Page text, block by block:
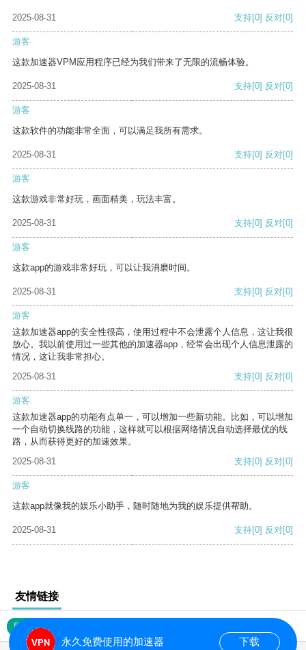
2025-08-31 支持[0] 反对[0]
游客
这款加速器VPM应用程序已经为我们带来了无限的流畅体验。
2025-08-31 支持[0] 反对[0]
游客
这款软件的功能非常全面，可以满足我所有需求。
2025-08-31 支持[0] 反对[0]
游客
这款游戏非常好玩，画面精美，玩法丰富。
2025-08-31 支持[0] 反对[0]
游客
这款app的游戏非常好玩，可以让我消磨时间。
2025-08-31 支持[0] 反对[0]
游客
这款加速器app的安全性很高，使用过程中不会泄露个人信息，这让我很
放心。我以前使用过一些其他的加速器app，经常会出现个人信息泄露的
情况，这让我非常担心。
2025-08-31
支持[0] 反对[0]
游客
这款加速器app的功能有点单一，可以增加一些新功能。比如，可以增加
一个自动切换线路的功能，这样就可以根据网络情况自动选择最优的线
路，从而获得更好的加速效果。
2025-08-31
支持[0] 反对[0]
游客
这款app就像我的娱乐小助手，随时随地为我的娱乐提供帮助。
2025-08-31 支持[0] 反对[0]
友情链接
网站地图
永久免费使用的加速器 下载